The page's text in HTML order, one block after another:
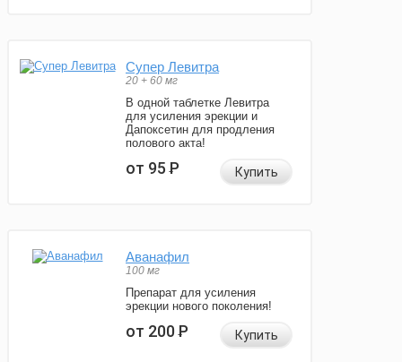
Супер Левитра
20 + 60 мг
В одной таблетке Левитра
для усиления эрекции и
Дапоксетин для продления
полового акта!
от 95Р Купить
Аванафил
100 мг
Препарат для усиления
эрекции нового поколения!
от 200Р Купить